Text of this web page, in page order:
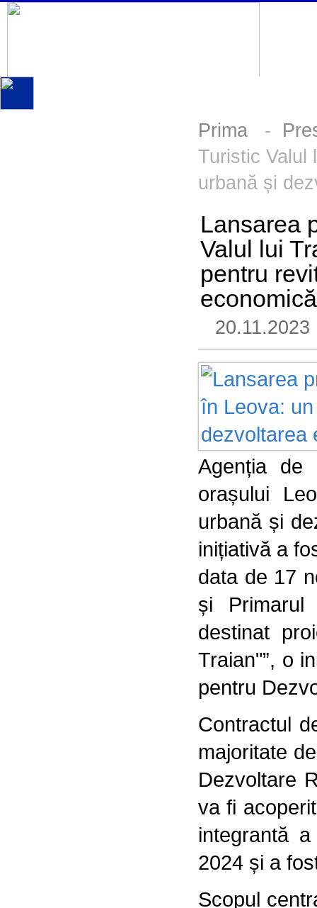
Prima -
Turistic Valul
urbană și
Lansarea
Valul lui
pentru
20.11.2023
Agenția de
orașului
urbană și
inițiativă a
data de 17
și Primarul
destinat
Traian"”, o
pentru
Contractul
majoritate
Dezvoltare
va fi
integrantă
2024 și a
Scopul